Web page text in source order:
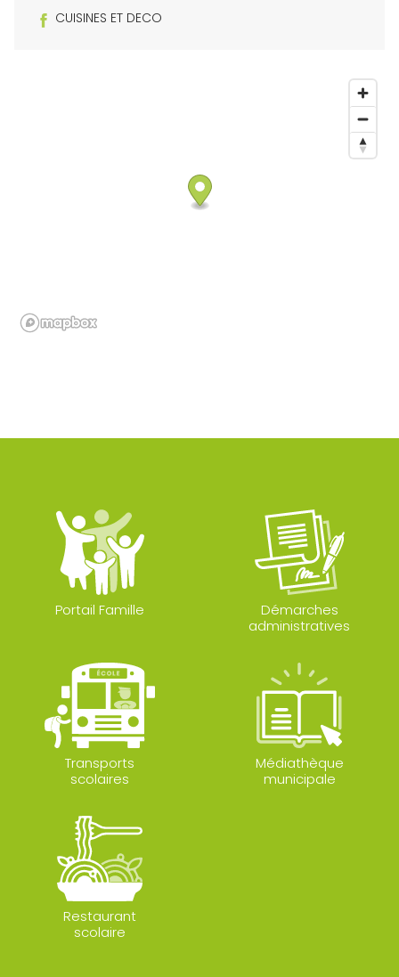
CUISINES ET DECO
Portail Famille
Démarches
administratives
Transports
scolaires
Médiathèque
municipale
Restaurant
scolaire